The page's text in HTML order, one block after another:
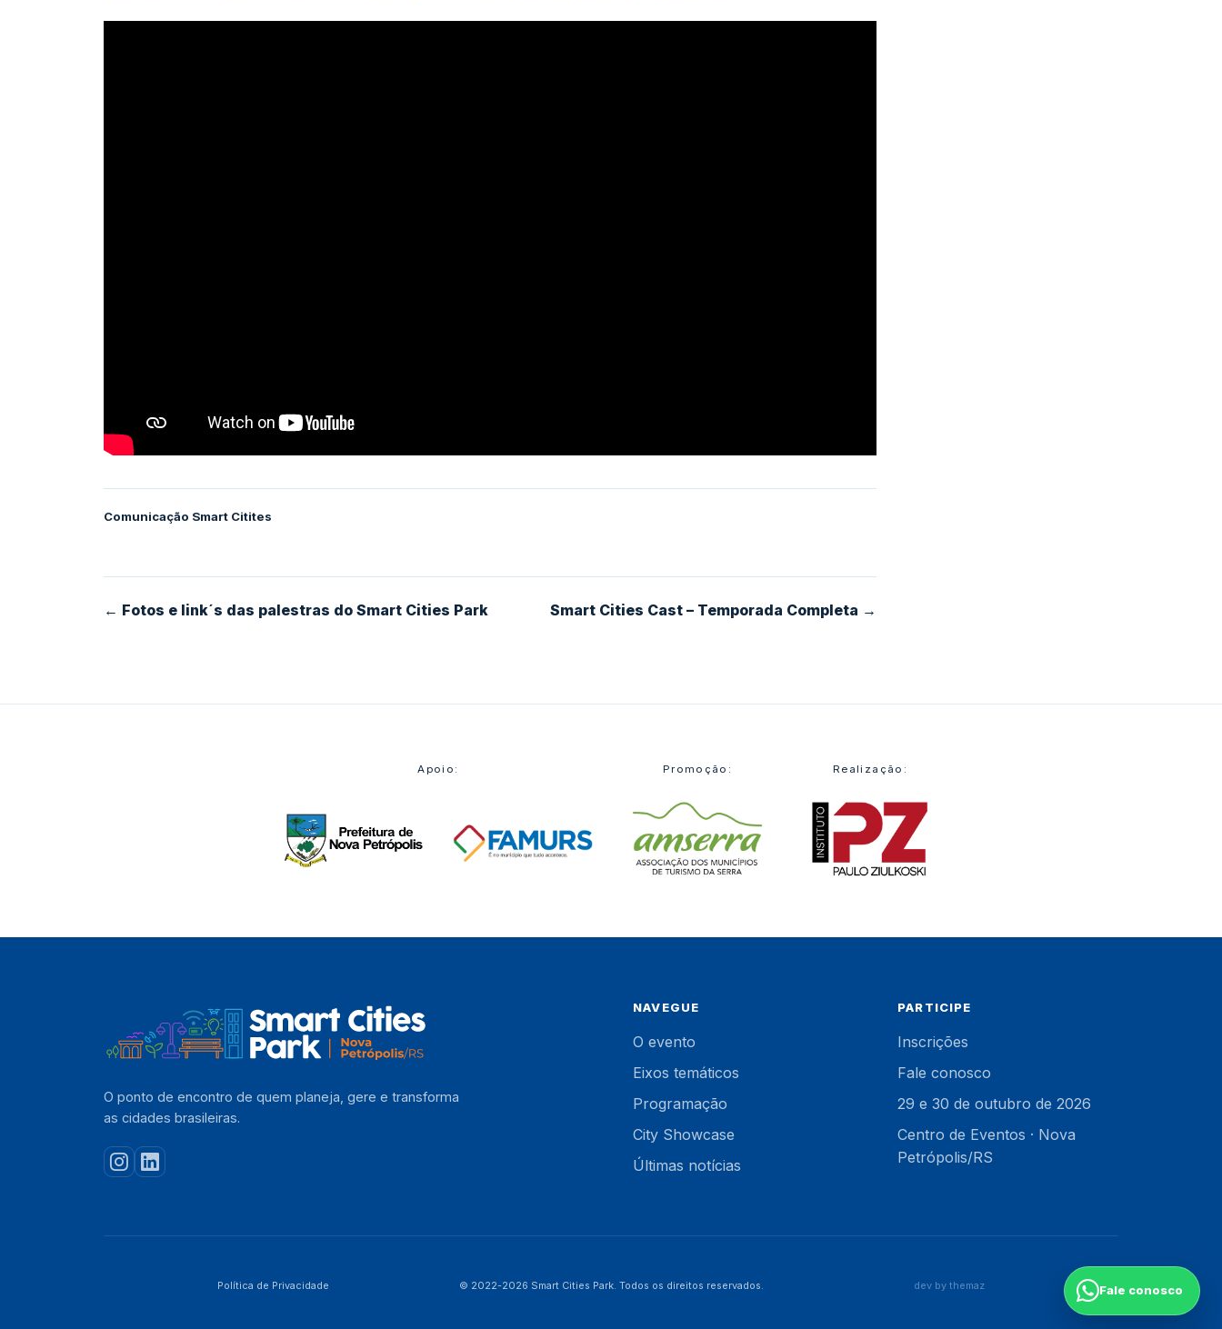
Comunicação Smart Citites
← Fotos e link´s das palestras do Smart Cities Park Smart Cities Cast – Temporada Completa →
Apoio: Promoção: Realização:
O ponto de encontro de quem planeja, gere e transforma
as cidades brasileiras.
NAVEGUE
O evento
Eixos temáticos
Programação
City Showcase
Últimas notícias
PARTICIPE
Inscrições
Fale conosco
29 e 30 de outubro de 2026
Centro de Eventos · Nova
Petrópolis/RS
Política de Privacidade © 2022-2026 Smart Cities Park. Todos os direitos reservados. dev by themaz Fale conosco